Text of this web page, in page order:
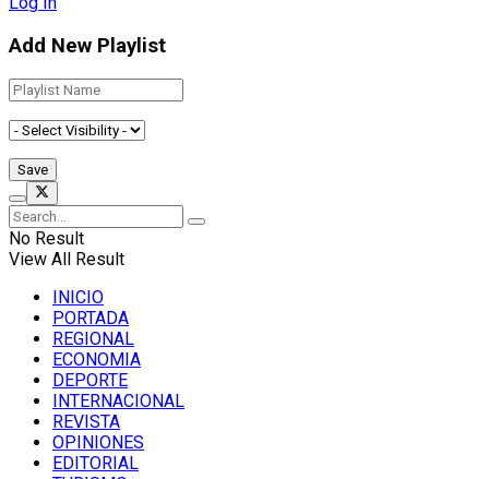
Add New Playlist
No Result
View All Result
INICIO
PORTADA
REGIONAL
ECONOMIA
DEPORTE
INTERNACIONAL
REVISTA
OPINIONES
EDITORIAL